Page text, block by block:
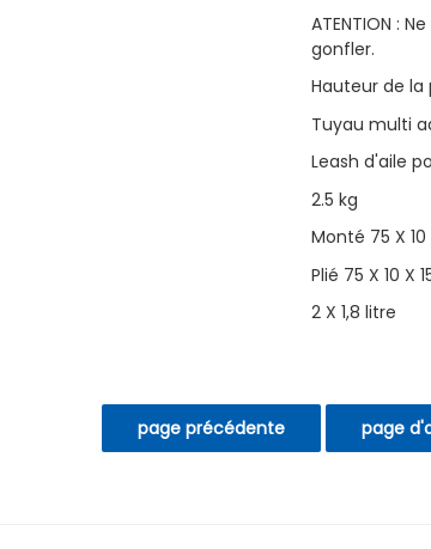
ATENTION :
gonfler.
Hauteur de
Tuyau multi
Leash d'aile
2.5 kg
Monté 75 X
Plié 75 X 10 X
2 X 1,8 litre